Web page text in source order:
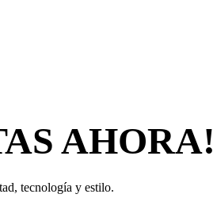
AHORA!
tecnología y estilo.